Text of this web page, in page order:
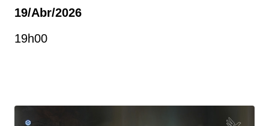
19/abr/2026
19h00